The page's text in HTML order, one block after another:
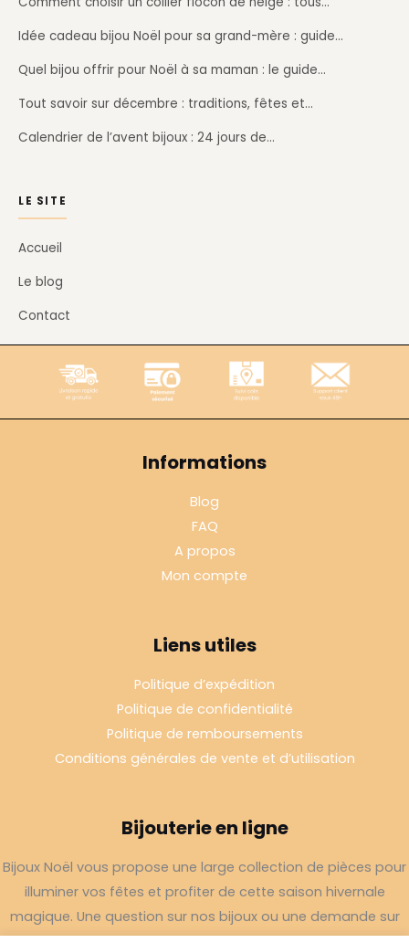
Idée cadeau bijou Noël pour sa grand-mère : guide…
Quel bijou offrir pour Noël à sa maman : le guide…
Tout savoir sur décembre : traditions, fêtes et…
Calendrier de l’avent bijoux : 24 jours de…
LE SITE
Accueil
Le blog
Contact
Informations
Blog
FAQ
A propos
Mon compte
Liens utiles
Politique d’expédition
Politique de confidentialité
Politique de remboursements
Conditions générales de vente et d’utilisation
Bijouterie en ligne
Bijoux Noël vous propose une large collection de pièces pour
illuminer vos fêtes et profiter de cette saison hivernale
magique. Une question sur nos bijoux ou une demande sur